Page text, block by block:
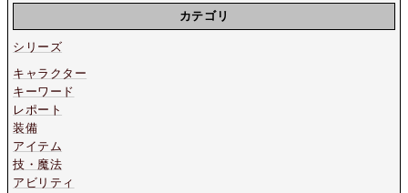
カテゴリ
シリーズ
キャラクター
キーワード
レポート
装備
アイテム
技・魔法
アビリティ